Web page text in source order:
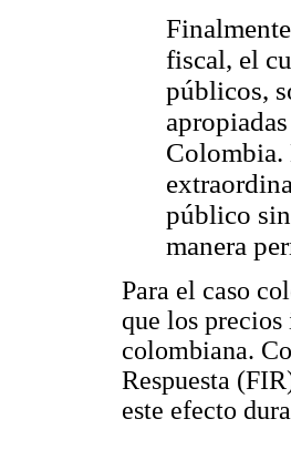
fiscal, el
públicos,
Colombia.
público
manera
Para el caso
que los
colombiana.
Respuesta
este efecto